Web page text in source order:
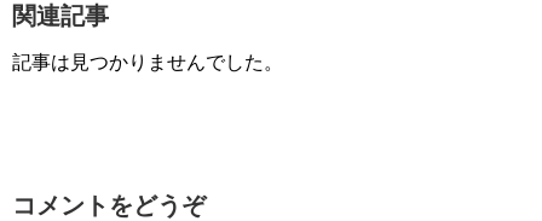
関連記事
記事は見つかりませんでした。
コメントをどうぞ